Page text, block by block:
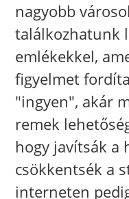
nagyobb
találkozhatunk
emlékekkel,
figyelmet
"ingyen", akár
remek
hogy javítsák a
csökkentsék a
interneten